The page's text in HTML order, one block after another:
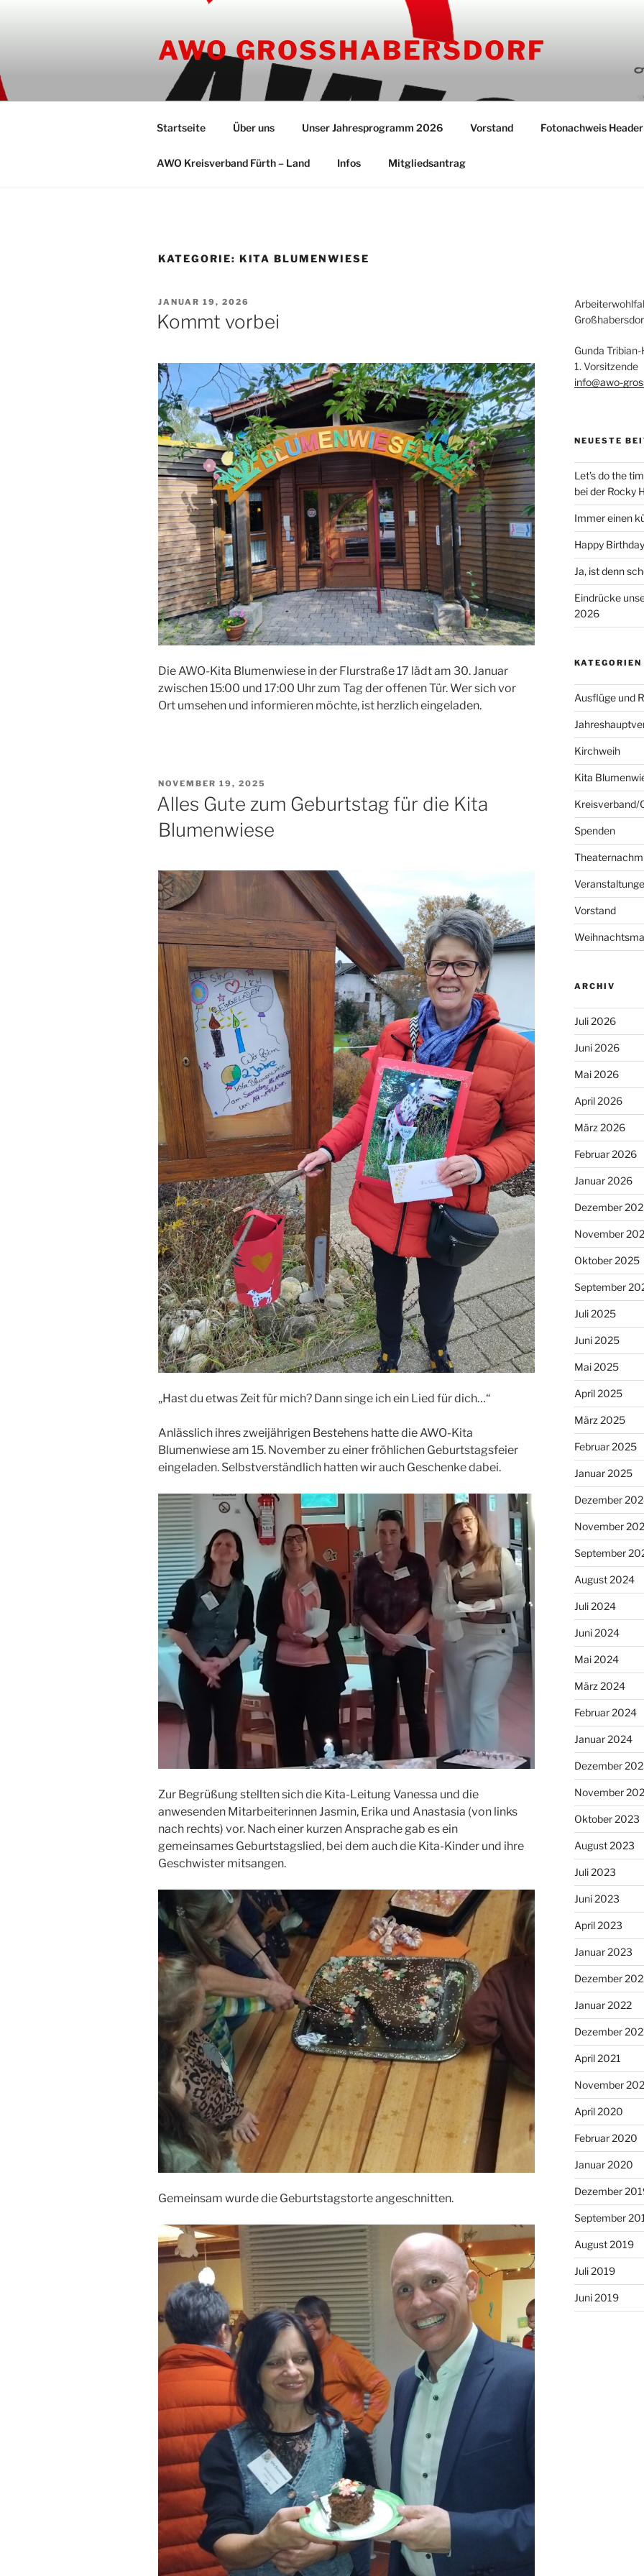
AWO GROSSHABERSDORF
Startseite Über uns Unser Jahresprogramm 2026 Vorstand Fotonachweis Header
AWO Kreisverband Fürth – Land Infos Mitgliedsantrag
KATEGORIE: KITA BLUMENWIESE
VERÖFFENTLICHT
AM
JANUAR 19, 2026
Kommt vorbei
Die AWO-Kita Blumenwiese in der Flurstraße 17 lädt am 30. Januar
zwischen 15:00 und 17:00 Uhr zum Tag der offenen Tür. Wer sich vor
Ort umsehen und informieren möchte, ist herzlich eingeladen.
VERÖFFENTLICHT
AM
NOVEMBER 19, 2025
Alles Gute zum Geburtstag für die Kita
Blumenwiese
„Hast du etwas Zeit für mich? Dann singe ich ein Lied für dich…“
Anlässlich ihres zweijährigen Bestehens hatte die AWO-Kita
Blumenwiese am 15. November zu einer fröhlichen Geburtstagsfeier
eingeladen. Selbstverständlich hatten wir auch Geschenke dabei.
Zur Begrüßung stellten sich die Kita-Leitung Vanessa und die
anwesenden Mitarbeiterinnen Jasmin, Erika und Anastasia (von links
nach rechts) vor. Nach einer kurzen Ansprache gab es ein
gemeinsames Geburtstagslied, bei dem auch die Kita-Kinder und ihre
Geschwister mitsangen.
Gemeinsam wurde die Geburtstagstorte angeschnitten.
Gunda
1. Vorsitzende
info@awo-
NEUESTE
Let’s do the
bei der Rocky
Immer einen
Happy
Ja, ist denn
Eindrücke
2026
KATEGORIEN
Ausflüge und
Kirchweih
Kita
Kreisverband/
Spenden
Vorstand
ARCHIV
Juli 2026
Juni 2026
Mai 2026
April 2026
März 2026
Februar 2026
Januar 2026
Dezember
November
Oktober 2025
September
Juli 2025
Juni 2025
Mai 2025
April 2025
März 2025
Februar 2025
Januar 2025
Dezember
November
September
August 2024
Juli 2024
Juni 2024
Mai 2024
März 2024
Februar 2024
Januar 2024
Dezember
November
Oktober 2023
August 2023
Juli 2023
Juni 2023
April 2023
Januar 2023
Dezember
Januar 2022
Dezember
April 2021
November
April 2020
Februar 2020
Januar 2020
Dezember
September
August 2019
Juli 2019
Juni 2019